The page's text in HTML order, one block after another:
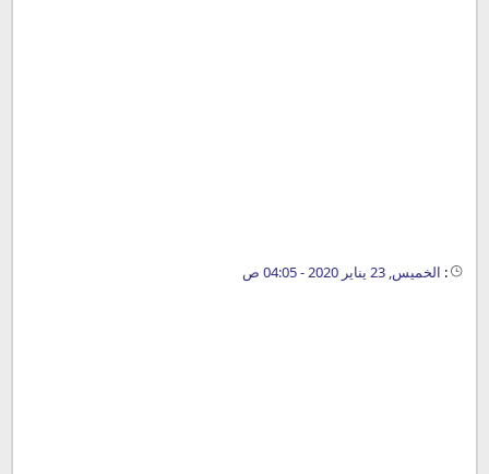
: الخميس, 23 يناير 2020 - 04:05 ص